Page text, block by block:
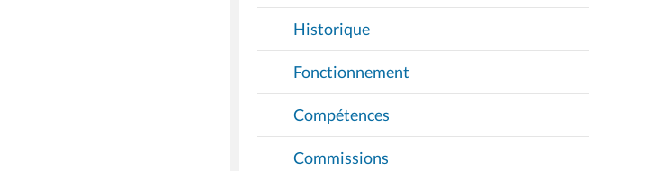
Historique
Fonctionnement
Compétences
Commissions